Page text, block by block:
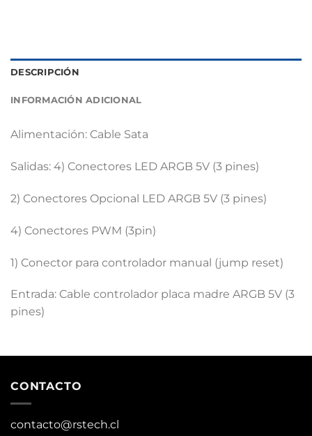
DESCRIPCIÓN
INFORMACIÓN ADICIONAL
Alimentación: Cable Sata
Salidas: 4) Conectores LED ARGB 5V (3 pines)
2) Conectores Opcional LED ARGB 5V (3 pines)
4) Conectores PWM (3pin)
1) Conector para controlador manual (jump reset)
Entrada: Cable controlador placa madre ARGB 5V (3
pines)
CONTACTO
contacto@rstech.cl